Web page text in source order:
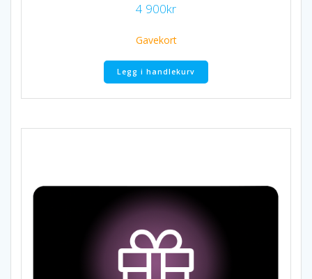
4 900kr
Gavekort
Legg i handlekurv